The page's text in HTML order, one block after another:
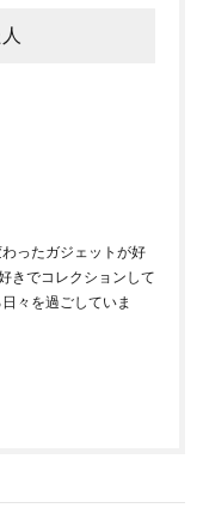
ったガジェットが好
きでコレクションして
々を過ごしていま